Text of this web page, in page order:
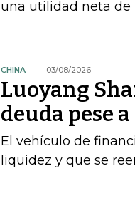
una utilidad neta de
CHINA 03/08/2026
Luoyang
deuda pese
El vehículo de
liquidez y que se